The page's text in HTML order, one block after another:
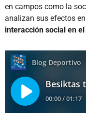
en campos como la
analizan sus efectos en
interacción social en